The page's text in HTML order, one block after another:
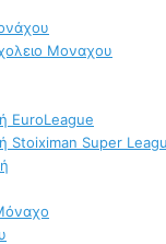
Μοναχου
EuroLeague
Stoiximan Super